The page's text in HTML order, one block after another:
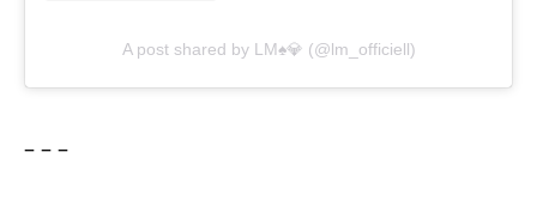
A post shared by LM♠️💎 (@lm_officiell)
– – –